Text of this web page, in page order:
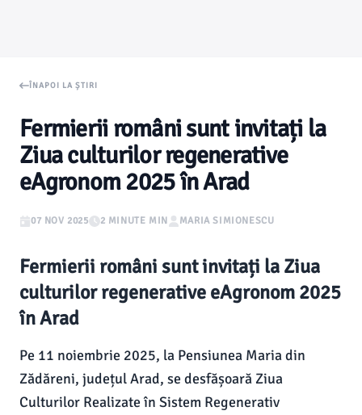
ÎNAPOI LA ȘTIRI
Fermierii români sunt invitați la
Ziua culturilor regenerative
eAgronom 2025 în Arad
07 NOV 2025 2 MINUTE MIN MARIA SIMIONESCU
Fermierii români sunt invitați la Ziua
culturilor regenerative eAgronom 2025
în Arad
Pe 11 noiembrie 2025, la Pensiunea Maria din
Zădăreni, județul Arad, se desfășoară Ziua
Culturilor Realizate în Sistem Regenerativ